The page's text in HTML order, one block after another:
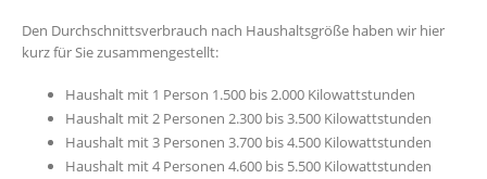
Den Durchschnittsverbrauch nach Haushaltsgröße haben wir hier
kurz für Sie zusammengestellt:
Haushalt mit 1 Person 1.500 bis 2.000 Kilowattstunden
Haushalt mit 2 Personen 2.300 bis 3.500 Kilowattstunden
Haushalt mit 3 Personen 3.700 bis 4.500 Kilowattstunden
Haushalt mit 4 Personen 4.600 bis 5.500 Kilowattstunden